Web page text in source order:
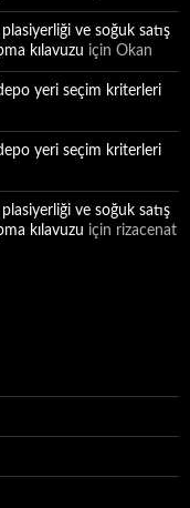
plasiyerliği ve soğuk satış
kılavuzu için Okan
yeri seçim kriterleri
yeri seçim kriterleri
plasiyerliği ve soğuk satış
kılavuzu için rizacenat